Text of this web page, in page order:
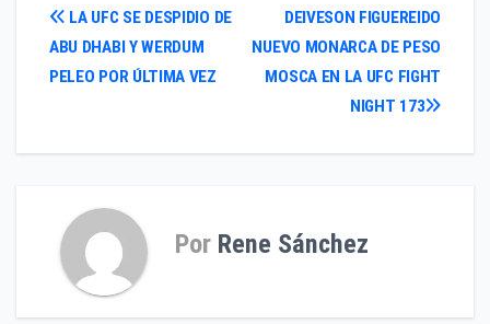
Navegación
de
DEIVESON FIGUEREIDO
NUEVO MONARCA DE PESO
MOSCA EN LA UFC FIGHT
NIGHT 173
LA UFC SE DESPIDIO DE
ABU DHABI Y WERDUM
PELEO POR ÚLTIMA VEZ
Por Rene Sánchez